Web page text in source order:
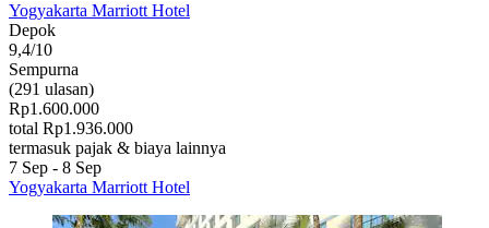
Yogyakarta Marriott Hotel
Depok
9,4/10
Sempurna
(291 ulasan)
Rp1.600.000
total Rp1.936.000
termasuk pajak & biaya lainnya
7 Sep - 8 Sep
Yogyakarta Marriott Hotel